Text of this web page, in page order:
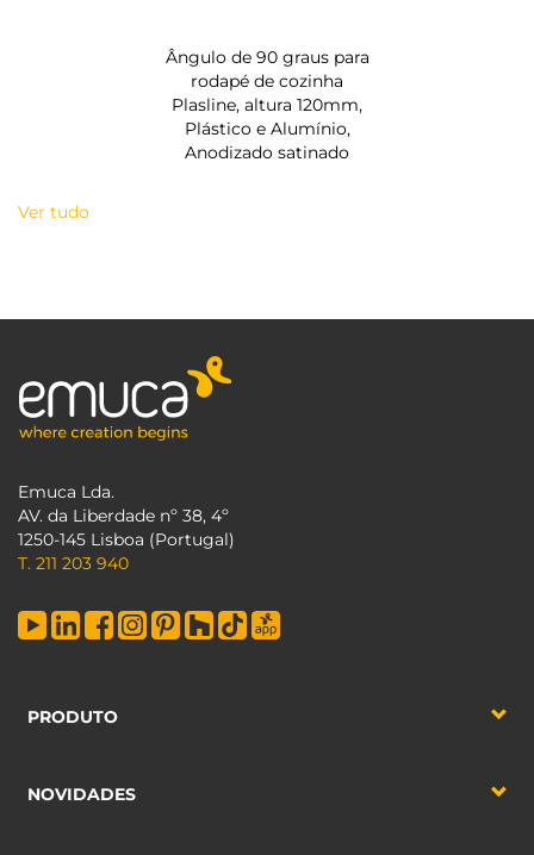
Ângulo de 90 graus para
rodapé de cozinha
Plasline, altura 120mm,
Plástico e Alumínio,
Anodizado satinado
Ver tudo
Emuca Lda.
AV. da Liberdade nº 38, 4º
1250-145 Lisboa (Portugal)
T. 211 203 940
PRODUTO
NOVIDADES